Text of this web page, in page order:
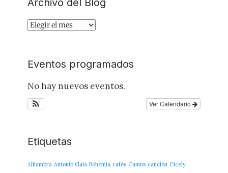
Archivo del Blog
Archivo
Eventos programados
No hay nuevos eventos.
Ver Calendario
Etiquetas
Alhambra Antonio Gala Bohemia cafés Camus canción Cicely